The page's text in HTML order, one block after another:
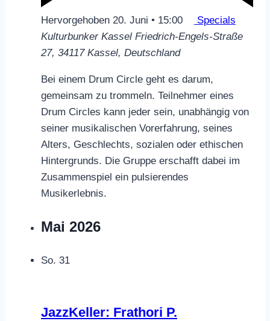
Hervorgehoben 20. Juni • 15:00
Specials
Kulturbunker Kassel Friedrich-Engels-Straße
27, 34117 Kassel, Deutschland
Bei einem Drum Circle geht es darum,
gemeinsam zu trommeln. Teilnehmer eines
Drum Circles kann jeder sein, unabhängig von
seiner musikalischen Vorerfahrung, seines
Alters, Geschlechts, sozialen oder ethischen
Hintergrunds. Die Gruppe erschafft dabei im
Zusammenspiel ein pulsierendes
Musikerlebnis.
Mai 2026
So. 31
JazzKeller: Frathori P.